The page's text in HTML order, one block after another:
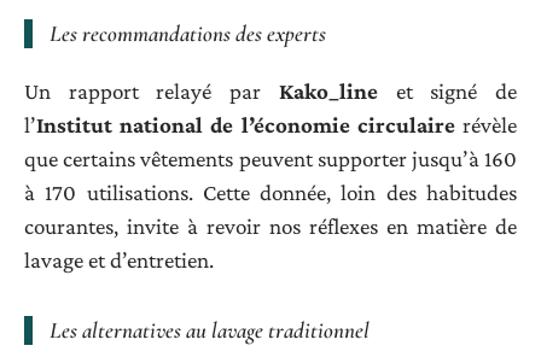
Les recommandations des experts
Un rapport relayé par Kako_lineet signé de
l’Institut national de l’économie circulairerévèle
que certains vêtements peuvent supporter jusqu’à 160
à 170 utilisations. Cette donnée, loin des habitudes
courantes, invite à revoir nos réflexes en matière de
lavage et d’entretien.
Les alternatives au lavage traditionnel